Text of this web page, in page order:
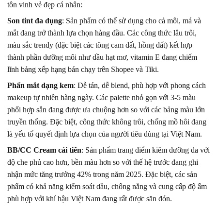
tôn vinh vẻ đẹp cá nhân:
Son tint đa dụng: Sản phẩm có thể sử dụng cho cả môi, má và
mắt đang trở thành lựa chọn hàng đầu. Các công thức lâu trôi,
màu sắc trendy (đặc biệt các tông cam đất, hồng đất) kết hợp
thành phần dưỡng môi như dầu hạt mơ, vitamin E đang chiếm
lĩnh bảng xếp hạng bán chạy trên Shopee và Tiki.
Phấn mắt dạng kem: Dễ tán, dễ blend, phù hợp với phong cách
makeup tự nhiên hàng ngày. Các palette nhỏ gọn với 3-5 màu
phối hợp sẵn đang được ưa chuộng hơn so với các bảng màu lớn
truyền thống. Đặc biệt, công thức không trôi, chống mồ hôi đang
là yếu tố quyết định lựa chọn của người tiêu dùng tại Việt Nam.
BB/CC Cream cải tiến: Sản phẩm trang điểm kiêm dưỡng da với
độ che phủ cao hơn, bền màu hơn so với thế hệ trước đang ghi
nhận mức tăng trưởng 42% trong năm 2025. Đặc biệt, các sản
phẩm có khả năng kiểm soát dầu, chống nắng và cung cấp độ ẩm
phù hợp với khí hậu Việt Nam đang rất được săn đón.